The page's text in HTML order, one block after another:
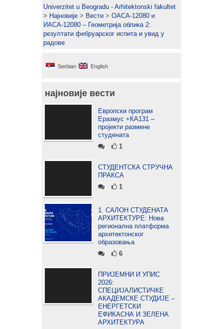
Univerzitet u Beogradu - Arhitektonski fakultet
> Најновије > Вести > ОАСА-12080 и
ИАСА-12080 – Геометрија облика 2:
резултати фебруарског испита и увид у
радове
Serbian English
најновије вести
Европски програм
Еразмус +КА131 –
пројекти размене
студената
1
СТУДЕНТСКА СТРУЧНА
ПРАКСА
1
1. САЛОН СТУДЕНАТА
АРХИТЕКТУРЕ: Нова
регионална платформа
архитектонског
образовања
6
ПРИЈЕМНИ И УПИС
2026:
СПЕЦИЈАЛИСТИЧКЕ
АКАДЕМСКЕ СТУДИЈЕ –
ЕНЕРГЕТСКИ
ЕФИКАСНА И ЗЕЛЕНА
АРХИТЕКТУРА